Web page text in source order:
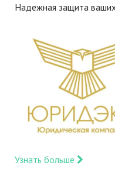
Надежная защита
Узнать больше